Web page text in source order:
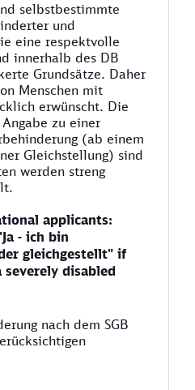
selbstbestimmte
und
eine respektvolle
innerhalb des DB
Grundsätze. Daher
Menschen mit
erwünscht. Die
zu einer
(ab einem
Gleichstellung) sind
werden streng
applicants:
- ich bin
gleichgestellt" if
disabled
nach dem SGB